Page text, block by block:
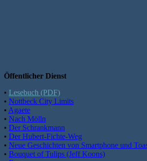
Öffentlicher Dienst
• Lesebuch (PDF)
• Nottbeck City Limits
• Agaete
• Nach Mölln
• Der Schrankmann
• Der Hubert-Fichte-Weg
• Neue Geschichten von Smartphone und
• Bouquet of Tulips (Jeff Koons)